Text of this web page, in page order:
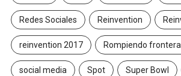
Redes Sociales Reinvention
reinvention 2017 Rompiendo
social media Spot Super Bowl